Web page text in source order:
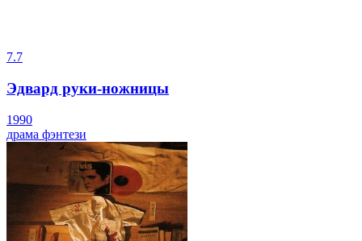
7.7
Эдвард руки-ножницы
1990
драма фэнтези